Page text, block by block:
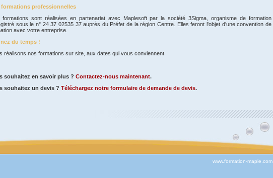
formations professionnelles
formations sont réalisées en partenariat avec Maplesoft par la société 3Sigma, organisme de formation
sous le n° 24 37 02535 37 auprès du Préfet de la région Centre. Elles feront l'objet d'une convention de
avec votre entreprise.
du temps !
réalisons nos formations sur site, aux dates qui vous conviennent.
souhaitez en savoir plus ? Contactez-nous maintenant.
souhaitez un devis ? Téléchargez notre formulaire de demande de devis.
www.formation-maple.com